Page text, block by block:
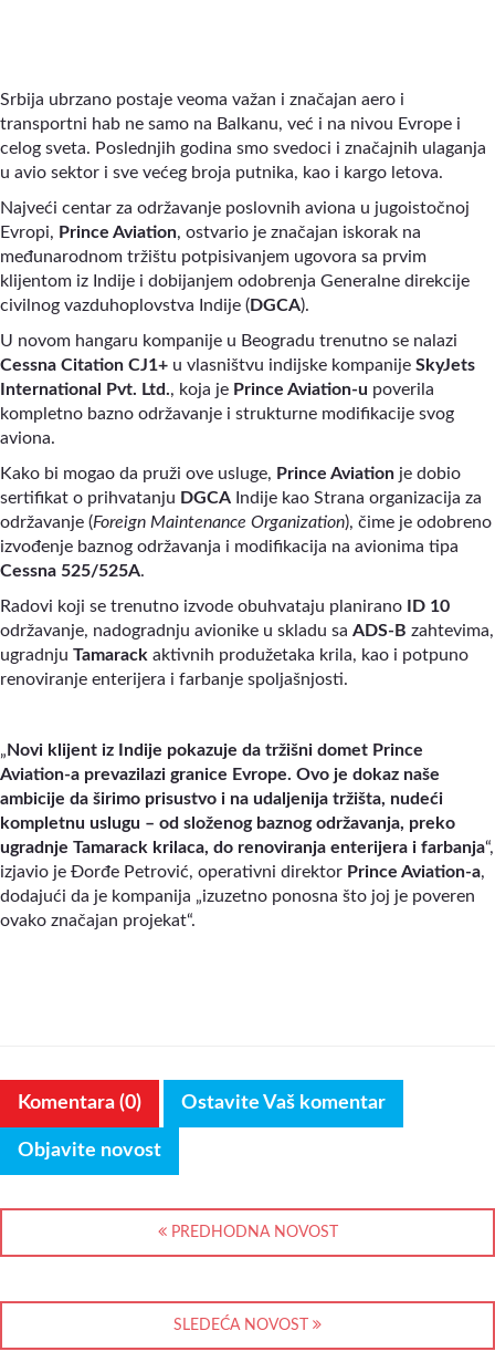
Srbija ubrzano postaje veoma važan i značajan aero i
transportni hab ne samo na Balkanu, već i na nivou Evrope i
celog sveta. Poslednjih godina smo svedoci i značajnih ulaganja
u avio sektor i sve većeg broja putnika, kao i kargo letova.
Najveći centar za održavanje poslovnih aviona u jugoistočnoj
Evropi, Prince Aviation, ostvario je značajan iskorak na
međunarodnom tržištu potpisivanjem ugovora sa prvim
klijentom iz Indije i dobijanjem odobrenja Generalne direkcije
civilnog vazduhoplovstva Indije (DGCA).
U novom hangaru kompanije u Beogradu trenutno se nalazi
Cessna Citation CJ1+ u vlasništvu indijske kompanije SkyJets
International Pvt. Ltd., koja je Prince Aviation-u poverila
kompletno bazno održavanje i strukturne modifikacije svog
aviona.
Kako bi mogao da pruži ove usluge, Prince Aviation je dobio
sertifikat o prihvatanju DGCA Indije kao Strana organizacija za
održavanje (Foreign Maintenance Organization), čime je odobreno
izvođenje baznog održavanja i modifikacija na avionima tipa
Cessna 525/525A.
Radovi koji se trenutno izvode obuhvataju planirano
ID 10
održavanje, nadogradnju avionike u skladu sa ADS-B zahtevima,
ugradnju Tamarack aktivnih produžetaka krila, kao i potpuno
renoviranje enterijera i farbanje spoljašnjosti.
„ Novi klijent iz Indije pokazuje da tržišni domet Prince
Aviation-a prevazilazi granice Evrope. Ovo je dokaz naše
ambicije da širimo prisustvo i na udaljenija tržišta, nudeći
kompletnu uslugu – od složenog baznog održavanja, preko
ugradnje Tamarack krilaca, do renoviranja enterijera i farbanja“,
izjavio je Đorđe Petrović, operativni direktor Prince Aviation-a,
dodajući da je kompanija „izuzetno ponosna što joj je poveren
ovako značajan projekat“.
Komentara (0) Ostavite Vaš komentar
Objavite novost
PREDHODNA NOVOST
SLEDEĆA NOVOST